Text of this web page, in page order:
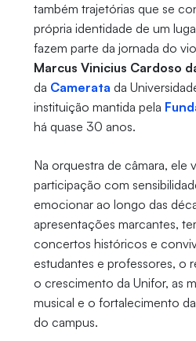
também trajetórias que se
própria identidade de um
fazem parte da jornada do
Marcus Vinicius Cardoso
da Camerata da
instituição mantida pela
há quase 30 anos.
Na orquestra de câmara, ele
participação com
emocionar ao longo das
apresentações marcantes,
concertos históricos e
estudantes e professores, o
o crescimento da Unifor, as
musical e o fortalecimento
do campus.